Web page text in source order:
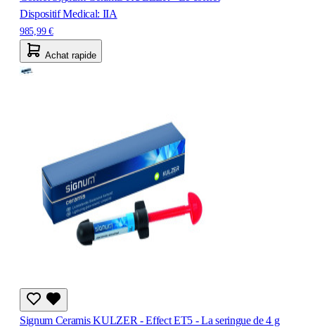
Dispositif Medical: IIA
985,99 €
Achat rapide
Signum Ceramis KULZER - Effect ET5 - La seringue de 4 g